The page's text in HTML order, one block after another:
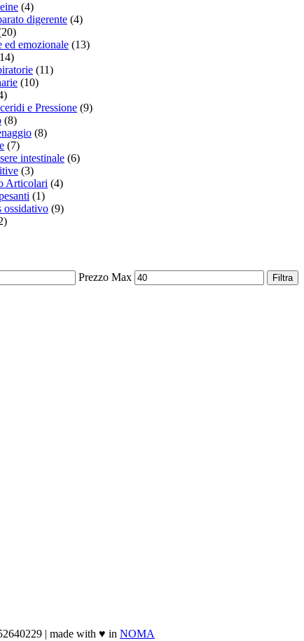
(4)
digerente (4)
ed emozionale (13)
(11)
(10)
e Pressione (9)
(8)
(8)
(7)
intestinale (6)
(3)
Articolari (4)
(1)
ossidativo (9)
Prezzo Max Filtra
| made with ♥ in NOMA